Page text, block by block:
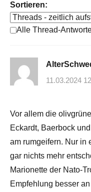
Sortieren:
Alle Thread-
11.03.2024
Vor allem die
Eckardt, Baerbock
am rumgeifern. Nur in
gar nichts mehr
Marionette der Nato-
Empfehlung besser